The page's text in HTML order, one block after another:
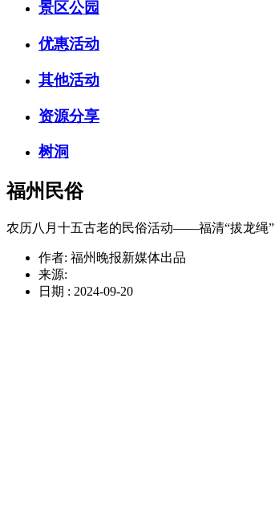
景区公园
优惠活动
其他活动
资源分享
树洞
福州民俗
农历八月十五古老的民俗活动——福清“拔龙绳”
作者: 福州晚报新媒体出品
来源:
日期 : 2024-09-20